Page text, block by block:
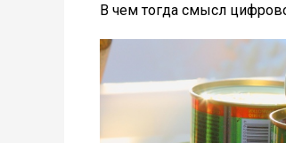
В чем тогда смысл